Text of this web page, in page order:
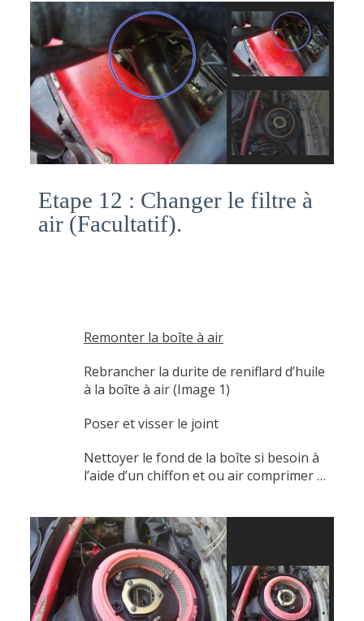
Etape 12 : Changer le filtre à
air (Facultatif).
Remonter la boîte à air
Rebrancher la durite de reniflard d’huile
à la boîte à air (Image 1)
Poser et visser le joint
Nettoyer le fond de la boîte si besoin à
l’aide d’un chiffon et ou air comprimer …